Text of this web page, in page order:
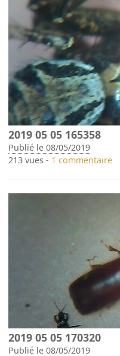
2019 05 05 165358
Publié le 08/05/2019
213 vues - 1 commentaire
2019 05 05 170320
Publié le 08/05/2019